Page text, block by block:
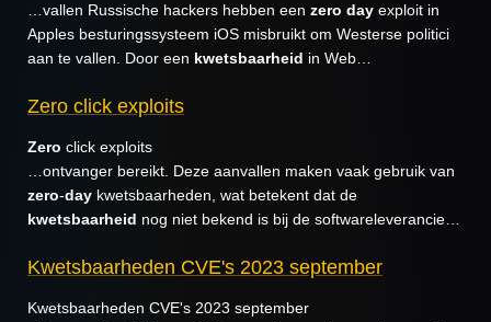
…vallen Russische hackers hebben een zero day exploit in
Apples besturingssysteem iOS misbruikt om Westerse politici
aan te vallen. Door een kwetsbaarheid in Web…
Zero click exploits
Zero click exploits
…ontvanger bereikt. Deze aanvallen maken vaak gebruik van
zero-day kwetsbaarheden, wat betekent dat de
kwetsbaarheid nog niet bekend is bij de softwareleverancie…
Kwetsbaarheden CVE's 2023 september
Kwetsbaarheden CVE's 2023 september